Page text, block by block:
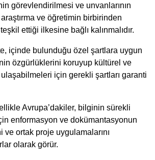
görevlendirilmesi ve unvanlarının
ve öğretimin birbirinden
ettiği ilkesine bağlı kalınmalıdır.
içinde bulunduğu özel şartlara uygun
özgürlüklerini koruyup kültürel ve
için gerekli şartları garanti
Avrupa’dakiler, bilginin sürekli
enformasyon ve dokümantasyonun
ve ortak proje uygulamalarını
olarak görür.